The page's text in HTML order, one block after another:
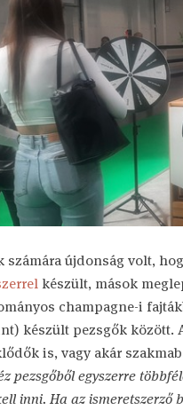
számára újdonság volt,
készült, mások
champagne-i
készült pezsgők között.
is, vagy akár
pezsgőből egyszerre
inni. Ha az ismeretszerző